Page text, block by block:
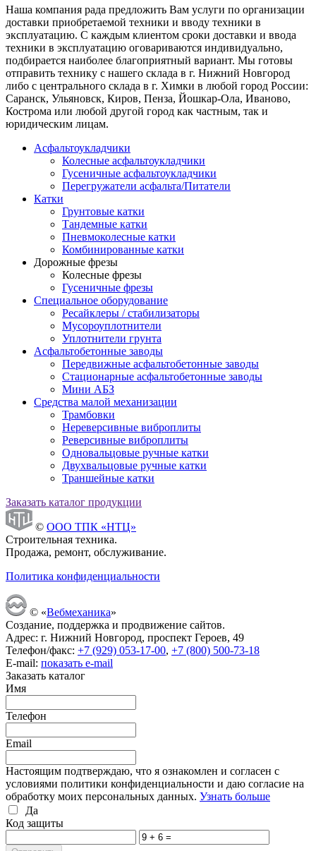
Наша компания рада предложить Вам услуги по организации
доставки приобретаемой техники и вводу техники в
эксплуатацию. С каждым клиентом сроки доставки и ввода
техники в эксплуатацию оговариваются индивидуально,
подбирается наиболее благоприятный вариант. Мы готовы
отправить технику с нашего склада в г. Нижний Новгород
либо с центрального склада в г. Химки в любой город России:
Саранск, Ульяновск, Киров, Пенза, Йошкар-Ола, Иваново,
Кострома или любой другой город как частным, так и
юридическим лицам.
Асфальтоукладчики
Колесные асфальтоукладчики
Гусеничные асфальтоукладчики
Перегружатели асфальта/Питатели
Катки
Грунтовые катки
Тандемные катки
Пневмоколесные катки
Комбинированные катки
Дорожные фрезы
Колесные фрезы
Гусеничные фрезы
Специальное оборудование
Ресайклеры / стабилизаторы
Мусороуплотнители
Уплотнители грунта
Асфальтобетонные заводы
Передвижные асфальтобетонные заводы
Стационарные асфальтобетонные заводы
Мини АБЗ
Средства малой механизации
Трамбовки
Нереверсивные виброплиты
Реверсивные виброплиты
Одновальцовые ручные катки
Двухвальцовые ручные катки
Траншейные катки
Заказать каталог продукции
© ООО ТПК «НТЦ»
Строительная техника.
Продажа, ремонт, обслуживание.
Политика конфиденциальности
© «Вебмеханика»
Создание, поддержка и продвижение сайтов.
Адрес: г. Нижний Новгород, проспект Героев, 49
Телефон/факс: +7 (929) 053-17-00, +7 (800) 500-73-18
E-mail: показать e-mail
Заказать каталог
Имя
Телефон
Email
Настоящим подтверждаю, что я ознакомлен и согласен с
условиями политики конфиденциальности и даю согласие на
обработку моих персональных данных. Узнать больше
Да
Код защиты